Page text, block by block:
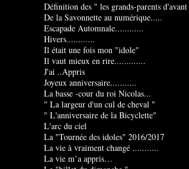
Définition des " les grands-parents
De la Savonnette au numérique.....
Escapade Automnale............
Hivers............
Il était une fois mon "idole"
Il vaut mieux en rire.............
J'ai ..Appris
Joyeux anniversaire...........
La basse -cour du roi Nicolas...
" La largeur d'un cul de cheval "
" L'anniversaire de la Bicyclette"
L'arc du ciel
La "Tournée des idoles" 2016/2017
La vie à vraiment changé ...........
La vie m’a appris…